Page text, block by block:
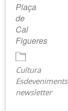
Plaça
de
Cal
Figueres
Cultura
Esdeveniments
newsletter